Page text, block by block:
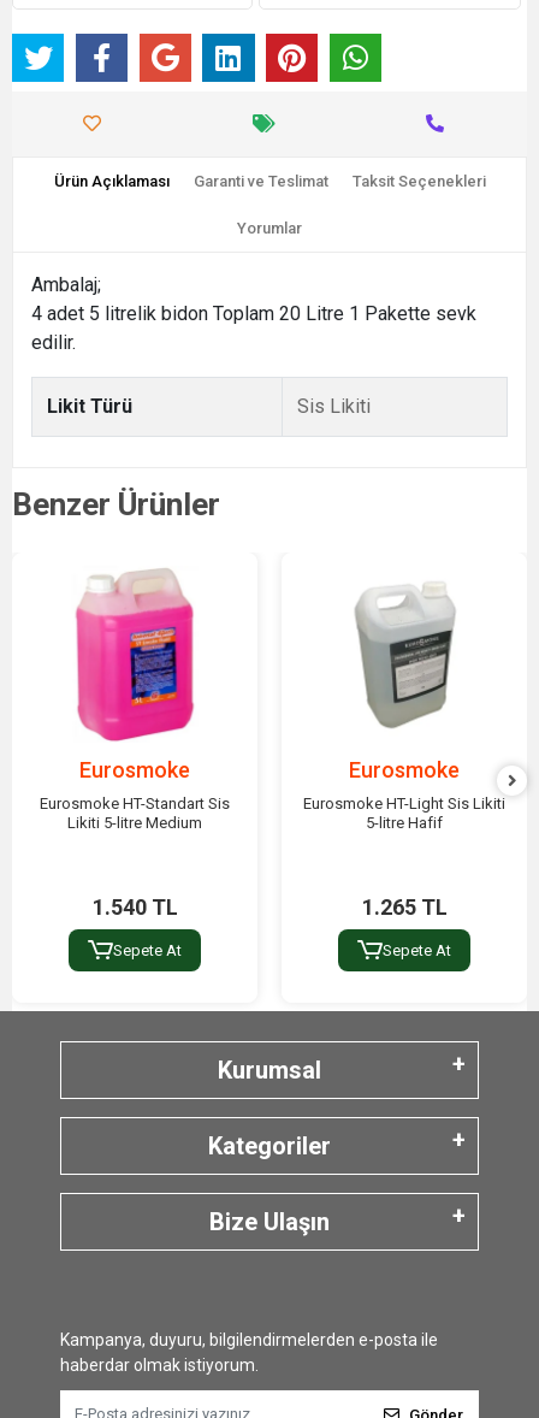
Ürün Açıklaması Garanti ve Teslimat Taksit Seçenekleri
Yorumlar
Ambalaj;
4 adet 5 litrelik bidon Toplam 20 Litre 1 Pakette sevk
edilir.
Likit Türü Sis Likiti
Benzer Ürünler
Eurosmoke
Eurosmoke HT-Standart Sis
Likiti 5-litre Medium
1.540 TL
Sepete At
Eurosmoke
Eurosmoke HT-Light Sis Likiti
5-litre Hafif
1.265 TL
Sepete At
Kurumsal
Kategoriler
Bize Ulaşın
Kampanya, duyuru, bilgilendirmelerden e-posta ile
haberdar olmak istiyorum.